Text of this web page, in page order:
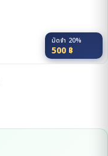
มัดจำ 20%
500 ฿